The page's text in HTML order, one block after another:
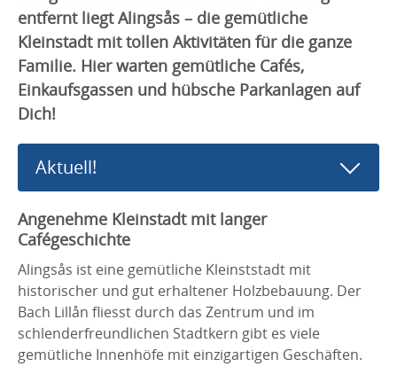
entfernt liegt Alingsås – die gemütliche
Kleinstadt mit tollen Aktivitäten für die ganze
Familie. Hier warten gemütliche Cafés,
Einkaufsgassen und hübsche Parkanlagen auf
Dich!
Aktuell!
Angenehme Kleinstadt mit langer
Cafégeschichte
Alingsås ist eine gemütliche Kleinststadt mit
historischer und gut erhaltener Holzbebauung. Der
Bach Lillån fliesst durch das Zentrum und im
schlenderfreundlichen Stadtkern gibt es viele
gemütliche Innenhöfe mit einzigartigen Geschäften.